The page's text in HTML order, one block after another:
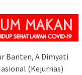
Banten, A Dimyati
(Kejurnas)